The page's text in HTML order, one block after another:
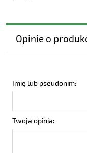
Opinie o
Imię lub pseudonim:
Twoja opinia: